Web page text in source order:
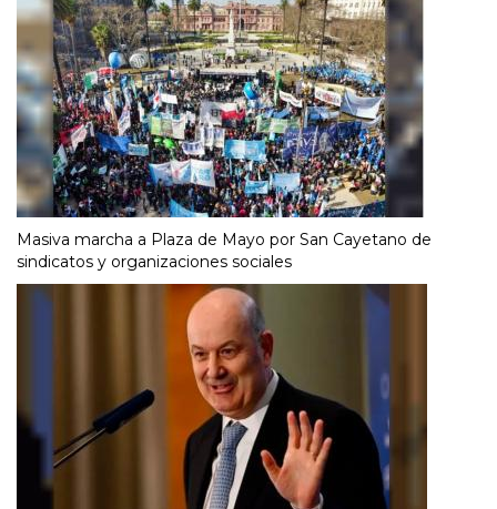
Masiva marcha a Plaza de Mayo por San Cayetano de
sindicatos y organizaciones sociales